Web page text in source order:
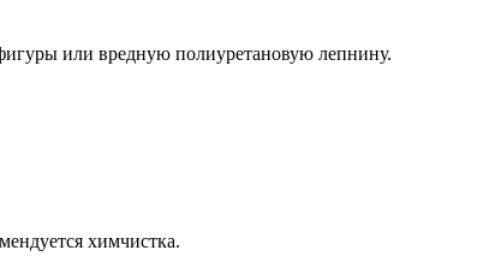
или вредную полиуретановую лепнину.
химчистка.